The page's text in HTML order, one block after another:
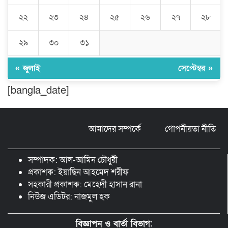
সড়ক নিরাপত্তা নিশ্চিতকরণে অবদানের জন্য
‘সড়কযোদ্ধা’ সম্মাননা পেলেন মো. আবদুস
সালাম
পরিচিতি সভা অনুষ্ঠিত।
পত্নীতলা থানা পুলিশের মাদকবিরোধী
২২ ২৩ ২৪ ২৫ ২৬ ২৭ ২৮
২৯ ৩০ ৩১
« জুলাই সেপ্টেম্বর »
[bangla_date]
আমাদের সম্পর্কে গোপনীয়তা নীতি
সম্পাদক: আল-আমিন চৌধুরী
প্রকাশক: ইয়াছিন আহমেদ শরীফ
সহকারী প্রকাশক: মেহেদী হাসান রানা
নিউজ এডিটর: নাজমুল হক
বিজ্ঞাপন ও বার্তা বিভাগ: